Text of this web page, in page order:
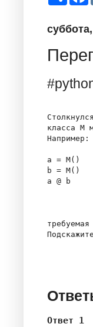
e
b
класса M
Например:
a = M()
b = M()
a @ b
Ответ 1